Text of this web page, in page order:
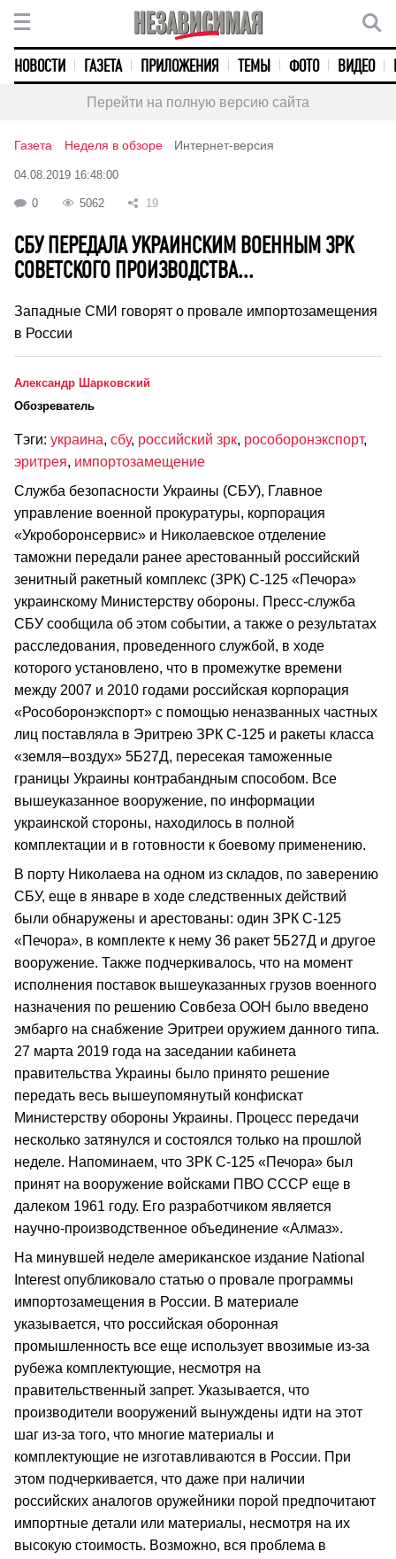
НОВОСТИ ГАЗЕТА ПРИЛОЖЕНИЯ ТЕМЫ ФОТО ВИДЕО
Перейти на полную версию сайта
Газета Неделя в обзоре Интернет-версия
04.08.2019 16:48:00
0 5062 19
СБУ ПЕРЕДАЛА УКРАИНСКИМ ВОЕННЫМ ЗРК
СОВЕТСКОГО ПРОИЗВОДСТВА...
Западные СМИ говорят о провале импортозамещения
в России
Александр Шарковский
Обозреватель
Тэги: украина, сбу, российский зрк, рособоронэкспорт,
эритрея, импортозамещение
Служба безопасности Украины (СБУ), Главное
управление военной прокуратуры, корпорация
«Укроборонсервис» и Николаевское отделение
таможни передали ранее арестованный российский
зенитный ракетный комплекс (ЗРК) С-125 «Печора»
украинскому Министерству обороны. Пресс-служба
СБУ сообщила об этом событии, а также о результатах
расследования, проведенного службой, в ходе
которого установлено, что в промежутке времени
между 2007 и 2010 годами российская корпорация
«Рособоронэкспорт» с помощью неназванных частных
лиц поставляла в Эритрею ЗРК С-125 и ракеты класса
«земля–воздух» 5Б27Д, пересекая таможенные
границы Украины контрабандным способом. Все
вышеуказанное вооружение, по информации
украинской стороны, находилось в полной
комплектации и в готовности к боевому применению.
В порту Николаева на одном из складов, по заверению
СБУ, еще в январе в ходе следственных действий
были обнаружены и арестованы: один ЗРК С-125
«Печора», в комплекте к нему 36 ракет 5Б27Д и другое
вооружение. Также подчеркивалось, что на момент
исполнения поставок вышеуказанных грузов военного
назначения по решению Совбеза ООН было введено
эмбарго на снабжение Эритреи оружием данного типа.
27 марта 2019 года на заседании кабинета
правительства Украины было принято решение
передать весь вышеупомянутый конфискат
Министерству обороны Украины. Процесс передачи
несколько затянулся и состоялся только на прошлой
неделе. Напоминаем, что ЗРК С-125 «Печора» был
принят на вооружение войсками ПВО СССР еще в
далеком 1961 году. Его разработчиком является
научно-производственное объединение «Алмаз».
На минувшей неделе американское издание National
Interest опубликовало статью о провале программы
импортозамещения в России. В материале
указывается, что российская оборонная
промышленность все еще использует ввозимые из-за
рубежа комплектующие, несмотря на
правительственный запрет. Указывается, что
производители вооружений вынуждены идти на этот
шаг из-за того, что многие материалы и
комплектующие не изготавливаются в России. При
этом подчеркивается, что даже при наличии
российских аналогов оружейники порой предпочитают
импортные детали или материалы, несмотря на их
высокую стоимость. Возможно, вся проблема в